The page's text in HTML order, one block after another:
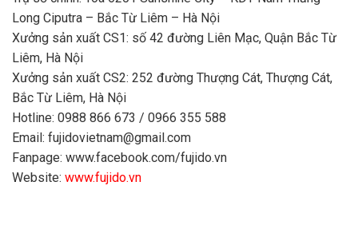
Long Ciputra – Bắc Từ Liêm – Hà Nội
Xưởng sản xuất CS1: số 42 đường Liên Mạc, Quận Bắc Từ
Liêm, Hà Nội
Xưởng sản xuất CS2: 252 đường Thượng Cát, Thượng Cát,
Bắc Từ Liêm, Hà Nội
Hotline: 0988 866 673 / 0966 355 588
Email: fujidovietnam@gmail.com
Fanpage: www.facebook.com/fujido.vn
Website: www.fujido.vn